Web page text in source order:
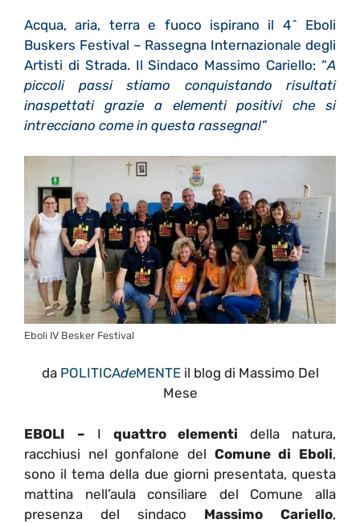
Acqua, aria, terra e fuoco ispirano il 4^ Eboli
Buskers Festival – Rassegna Internazionale degli
Artisti di Strada. Il Sindaco Massimo Cariello: “A
piccoli passi stiamo conquistando risultati
inaspettati grazie a elementi positivi che si
intrecciano come in questa rassegna!”
Eboli IV Besker Festival
da POLITICAdeMENTEil blog di Massimo Del
Mese
EBOLI – I quattro elementi della natura,
racchiusi nel gonfalone del Comune di Eboli,
sono il tema della due giorni presentata, questa
mattina nell’aula consiliare del Comune alla
presenza del sindaco Massimo Cariello,